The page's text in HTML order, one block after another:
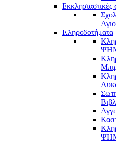
Εκκλησιαστικές
Κληροδοτήματα